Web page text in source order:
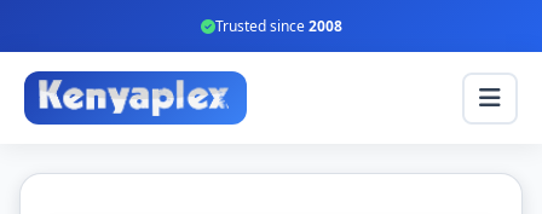
Trusted since2008